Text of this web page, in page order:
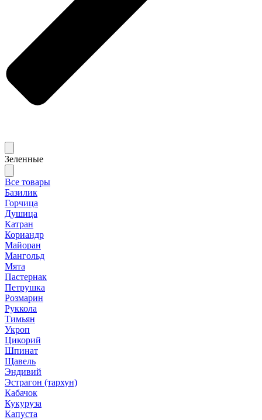
Зеленные
Все товары
Базилик
Горчица
Душица
Катран
Кориандр
Майоран
Мангольд
Мята
Пастернак
Петрушка
Розмарин
Руккола
Тимьян
Укроп
Цикорий
Шпинат
Щавель
Эндивий
Эстрагон (тархун)
Кабачок
Кукуруза
Капуста